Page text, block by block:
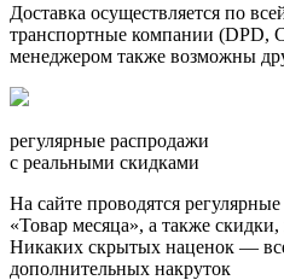
Доставка осуществляется по
транспортные компании (DPD,
менеджером также возможны
регулярные распродажи
с реальными скидками
На сайте проводятся
«Товар месяца», а также
Никаких скрытых наценок —
дополнительных накруток